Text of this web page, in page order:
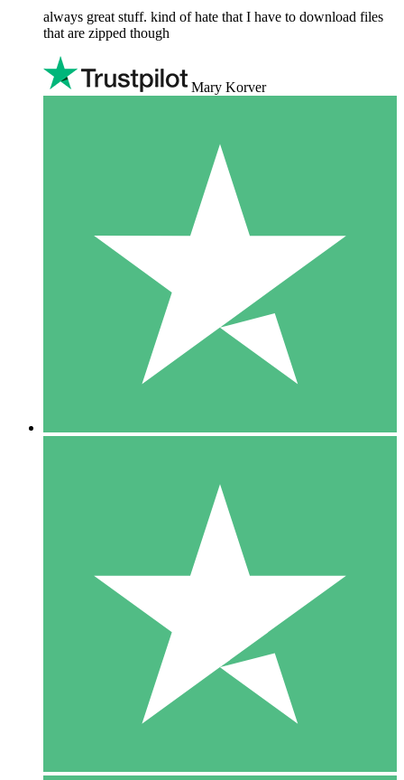
always great stuff. kind of hate that I have to download files
that are zipped though
Mary Korver